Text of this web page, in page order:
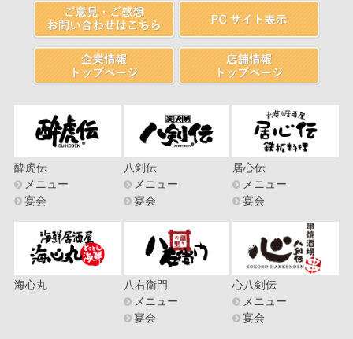
酔虎伝
メニュー
宴会
八剣伝
メニュー
宴会
居心伝
メニュー
宴会
海心丸
八右衛門
メニュー
宴会
心八剣伝
メニュー
宴会